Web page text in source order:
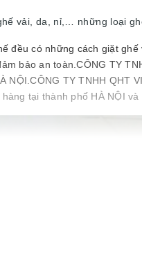
vải, da, nỉ,… những loại
đều có những cách giặt
bảo an toàn.CÔNG TY
NỘI.CÔNG TY TNHH QHT
tại thành phố HÀ NỘI